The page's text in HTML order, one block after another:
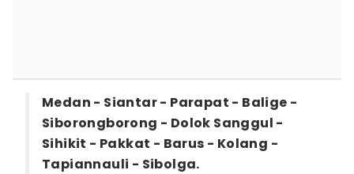
Medan - Siantar - Parapat - Balige -
Siborongborong - Dolok Sanggul -
Sihikit - Pakkat - Barus - Kolang -
Tapiannauli - Sibolga.